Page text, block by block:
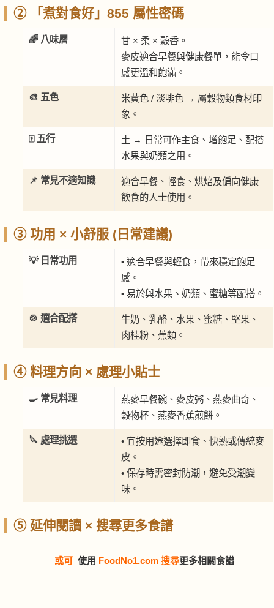
② 「煮對食好」855 屬性密碼
🌈 八味層
甘 × 柔 × 穀香。
麥皮適合早餐與健康餐單，能令口
感更溫和飽滿。
🎨 五色
米黃色 / 淡啡色 → 屬穀物類食材印
象。
🀄 五行
土 → 日常可作主食、增飽足、配搭
水果與奶類之用。
📌 常見不適知識
適合早餐、輕食、烘焙及偏向健康
飲食的人士使用。
③ 功用 × 小舒服 (日常建議)
💡 日常功用
• 適合早餐與輕食，帶來穩定飽足
感。
• 易於與水果、奶類、蜜糖等配搭。
🍲 適合配搭
牛奶、乳酪、水果、蜜糖、堅果、
肉桂粉、蕉類。
④ 料理方向 × 處理小貼士
🍳 常見料理
燕麥早餐碗、麥皮粥、燕麥曲奇、
穀物杯、燕麥香蕉煎餅。
🔪 處理挑選
• 宜按用途選擇即食、快熟或傳統麥
皮。
• 保存時需密封防潮，避免受潮變
味。
⑤ 延伸閱讀 × 搜尋更多食譜
或可 使用 FoodNo1.com 搜尋更多相關食譜